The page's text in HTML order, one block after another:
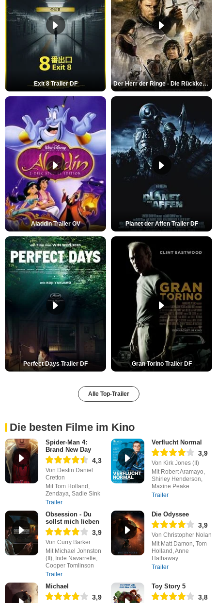
Exit 8 Trailer DF Der Herr der Ringe - Die Rückkehr des Königs Trailer OV
Aladdin Trailer OV Planet der Affen Trailer DF
Perfect Days Trailer DF Gran Torino Trailer DF
Alle Top-Trailer
Die besten Filme im Kino
Spider-Man 4:
Brand New Day
4,3
Von Destin Daniel
Cretton
Mit Tom Holland,
Zendaya, Sadie Sink
Trailer
Verflucht Normal
3,9
Von Kirk Jones (II)
Mit Robert Aramayo,
Shirley Henderson,
Maxine Peake
Trailer
Obsession - Du
sollst mich lieben
3,9
Von Curry Barker
Mit Michael Johnston
(II), Inde Navarrette,
Cooper Tomlinson
Trailer
Die Odyssee
3,9
Von Christopher Nolan
Mit Matt Damon, Tom
Holland, Anne
Hathaway
Trailer
Michael
3,9
Toy Story 5
3,8